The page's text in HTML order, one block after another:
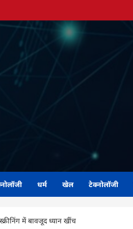
धर्म खेल टेक्नोलॉजी
में बावजूद ध्यान खींच